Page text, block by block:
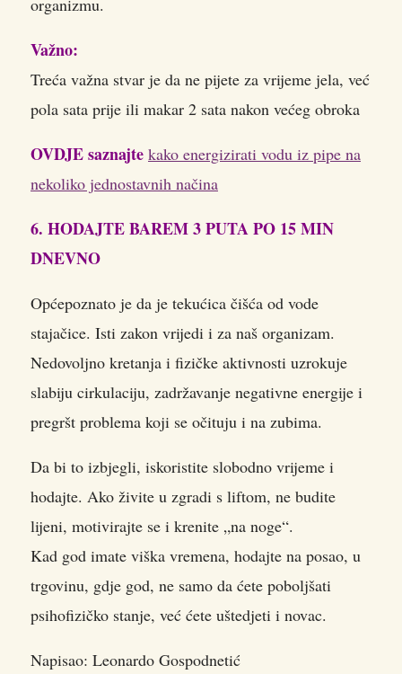
organizmu.
Važno:
Treća važna stvar je da ne pijete za vrijeme jela, već
pola sata prije ili makar 2 sata nakon većeg obroka
OVDJE saznajte kako energizirati vodu iz pipe na
nekoliko jednostavnih načina
6. HODAJTE BAREM 3 PUTA PO 15 MIN
DNEVNO
Općepoznato je da je tekućica čišća od vode
stajačice. Isti zakon vrijedi i za naš organizam.
Nedovoljno kretanja i fizičke aktivnosti uzrokuje
slabiju cirkulaciju, zadržavanje negativne energije i
pregršt problema koji se očituju i na zubima.
Da bi to izbjegli, iskoristite slobodno vrijeme i
hodajte. Ako živite u zgradi s liftom, ne budite
lijeni, motivirajte se i krenite „na noge“.
Kad god imate viška vremena, hodajte na posao, u
trgovinu, gdje god, ne samo da ćete poboljšati
psihofizičko stanje, već ćete uštedjeti i novac.
Napisao: Leonardo Gospodnetić